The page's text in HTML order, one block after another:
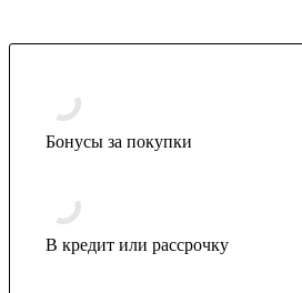
Бонусы за покупки
В кредит или рассрочку